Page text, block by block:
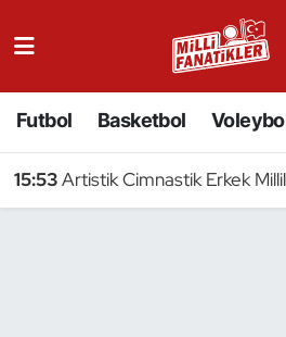
Futbol Basketbol
15:53Artistik Cimnastik Erkek
Badminton